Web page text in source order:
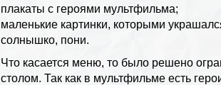
плакаты с героями мультфильма;
маленькие картинки, которыми
солнышко, пони.
Что касается меню, то было решено
столом. Так как в мультфильме есть